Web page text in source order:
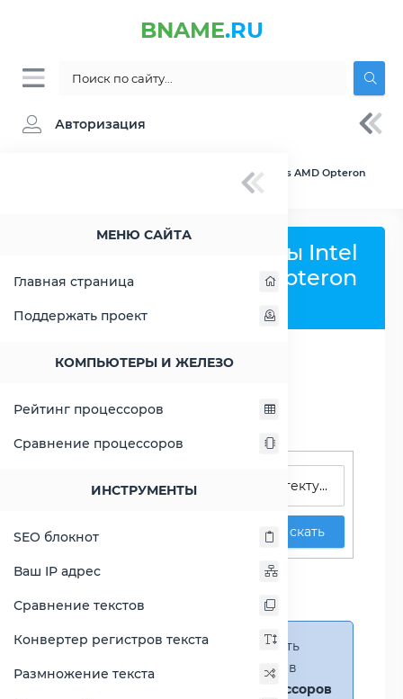
BNAME.RU
Авторизация
МЕНЮ САЙТА
Главная страница
Поддержать проект
КОМПЬЮТЕРЫ И ЖЕЛЕЗО
Рейтинг процессоров
Сравнение процессоров
ИНСТРУМЕНТЫ
SEO блокнот
Ваш IP адрес
Сравнение текстов
Конвертер регистров текста
Размножение текста
» Сравнение Intel Atom Z3795 vs AMD Opteron
Сравнить процессоры Intel
Atom Z3795 и AMD Opteron
Поиск процессоров
Искать
Сравнение Atom Z3795
против Opteron 2218
Справка:Можно добавить
несколько процессоров в
(до 14 процессоров